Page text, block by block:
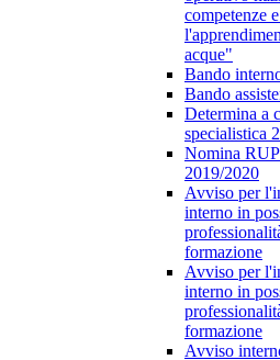
competenze
acque"
Bando
Bando
Determina a
specialistica
Nomina RUP
2019/2020
Avviso per
interno in
formazione
Avviso per
interno in
formazione
Avviso